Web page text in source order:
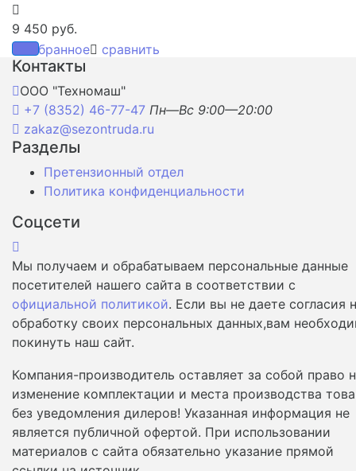
избранное сравнить
9 450 руб.
Контакты
ООО "Техномаш"
+7 (8352) 46-77-47 Пн—Вс 9:00—20:00
zakaz@sezontruda.ru
Разделы
Претензионный отдел
Политика конфиденциальности
Соцсети
Мы получаем и обрабатываем персональные данные
посетителей нашего сайта в соответствии с
официальной политикой. Если вы не даете согласия
обработку своих персональных данных,вам
покинуть наш сайт.
Компания-производитель оставляет за собой право
изменение комплектации и места производства
без уведомления дилеров! Указанная информация не
является публичной офертой. При использовании
материалов с сайта обязательно указание прямой